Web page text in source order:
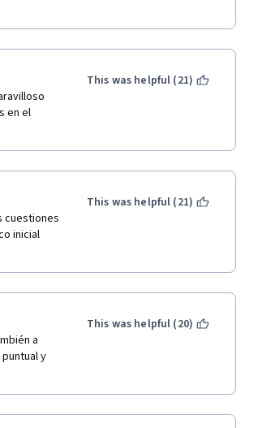
en el
This was helpful (21)
cuestiones
inicial
This was helpful (21)
a
y
This was helpful (20)